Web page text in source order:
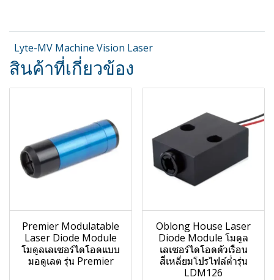
Lyte-MV Machine Vision Laser
สินค้าที่เกี่ยวข้อง
Premier Modulatable
Laser Diode Module
โมดูลเลเซอร์ไดโอดแบบ
มอดูเลต รุ่น Premier
Oblong House Laser
Diode Module โมดูล
เลเซอร์ไดโอดตัวเรือน
สี่เหลี่ยมโปรไฟล์ต่ำรุ่น
LDM126